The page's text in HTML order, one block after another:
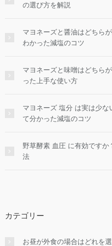
の選び方を解説
マヨネーズと醤油はどちら
わかった減塩のコツ
マヨネーズと味噌はどちら
った上手な使い方
マヨネーズ 塩分 は実は少
て分かった減塩のコツ
野草酵素 血圧 に有効です
法
カテゴリー
お昼が外食の場合はどれを